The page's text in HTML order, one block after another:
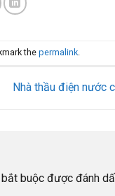
the permalink.
Nhà thầu điện nước
buộc được đánh